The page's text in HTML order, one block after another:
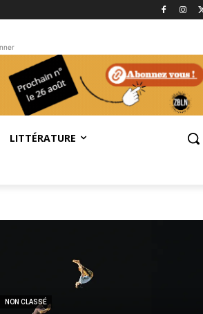
LITTÉRATURE
NON CLASSÉ